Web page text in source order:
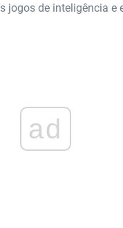
jogos de inteligência e
ad